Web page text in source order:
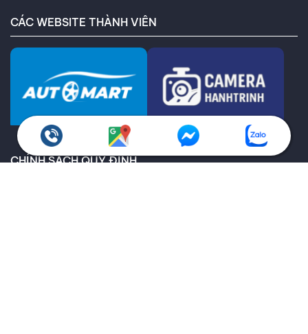
CÁC WEBSITE THÀNH VIÊN
CHÍNH SÁCH QUY ĐỊNH